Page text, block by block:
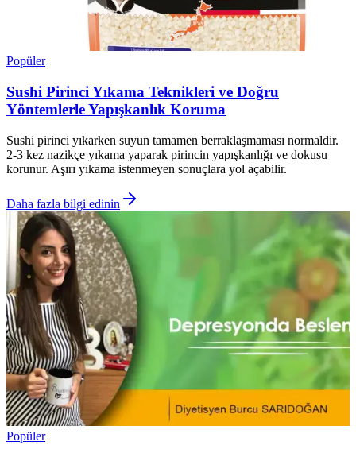
Popüler
Sushi Pirinci Yıkama Teknikleri ve Doğru
Yöntemlerle Yapışkanlık Koruma
Sushi pirinci yıkarken suyun tamamen berraklaşmaması normaldir.
2-3 kez nazikçe yıkama yaparak pirincin yapışkanlığı ve dokusu
korunur. Aşırı yıkama istenmeyen sonuçlara yol açabilir.
Daha fazla bilgi edinin
Popüler